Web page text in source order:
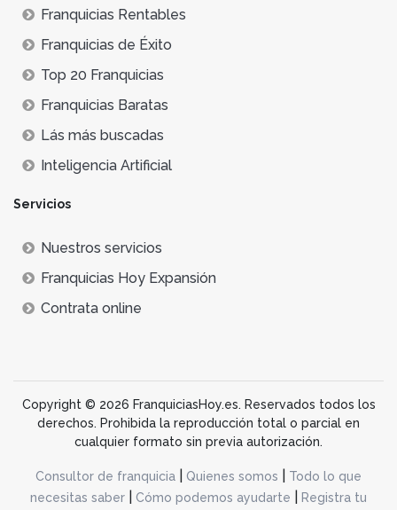
Franquicias Rentables
Franquicias de Éxito
Top 20 Franquicias
Franquicias Baratas
Lás más buscadas
Inteligencia Artificial
Servicios
Nuestros servicios
Franquicias Hoy Expansión
Contrata online
Copyright © 2026 FranquiciasHoy.es. Reservados todos los
derechos. Prohibida la reproducción total o parcial en
cualquier formato sin previa autorización.
Consultor de franquicia Quienes somos
Todo lo que
necesitas saber
Cómo podemos ayudarte Registra tu